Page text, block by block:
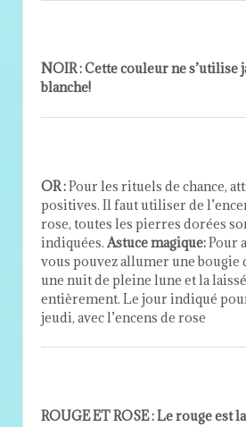
NOIR : Cette couleur ne s’utilise
blanche!
OR :Pour les rituels de chance,
positives. Il faut utiliser de
rose, toutes les pierres dorées
indiquées. Astuce magique:Pour
vous pouvez allumer une bougie
une nuit de pleine lune et la
entièrement. Le jour indiqué
jeudi, avec l’encens de rose
ROUGE ET ROSE : Le rouge est